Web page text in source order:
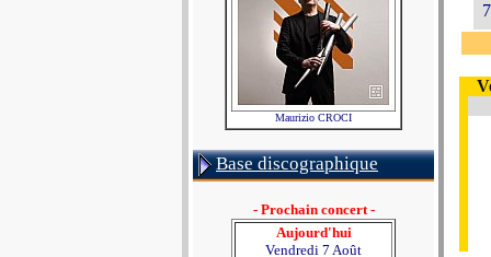
Maurizio CROCI
Base discographique
- Prochain concert -
Aujourd'hui
Vendredi 7 Août